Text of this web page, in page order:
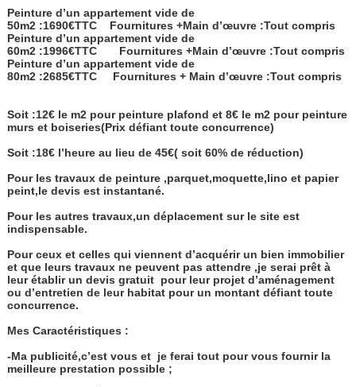
Peinture d’un appartement vide de
50m2 :1690€TTC
Fournitures +Main d’œuvre :Tout compris
Peinture d’un appartement vide de
60m2 :1996€TTC
Fournitures +Main d’œuvre :Tout compris
Peinture d’un appartement vide de
80m2 :2685€TTC
Fournitures + Main d’œuvre :Tout compris
Soit :12€ le m2 pour peinture plafond et 8€ le m2 pour peinture
murs et boiseries(Prix défiant toute concurrence)
Soit :18€ l’heure au lieu de 45€( soit 60% de réduction)
Pour les travaux de peinture ,parquet,moquette,lino et papier
peint,le devis est instantané.
Pour les autres travaux,un déplacement sur le site est
indispensable.
Pour ceux et celles qui viennent d’acquérir un bien immobilier
et que leurs travaux ne peuvent pas attendre ,je serai prêt à
leur établir un devis gratuit pour leur projet d’aménagement
ou d’entretien de leur habitat pour un montant défiant toute
concurrence.
Mes Caractéristiques :
-Ma publicité,c’est vous et je ferai tout pour vous fournir la
meilleure prestation possible ;